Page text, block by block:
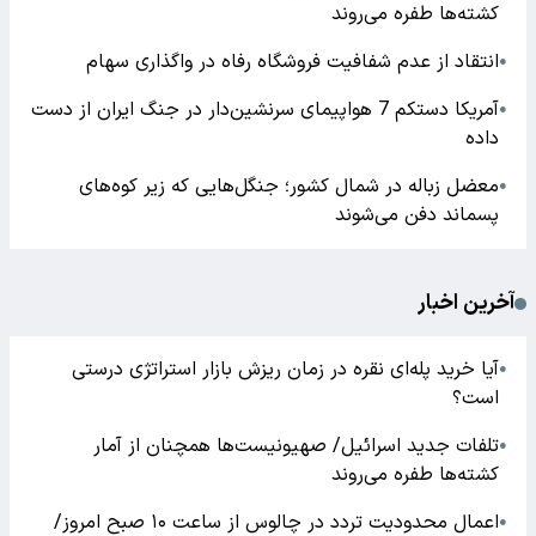
کشته‌ها طفره می‌روند
●انتقاد از عدم شفافیت فروشگاه رفاه در واگذاری سهام
●
آمریکا دستکم 7 هواپیمای سرنشین‌دار در جنگ ایران از دست
داده
●معضل زباله در شمال کشور؛ جنگل‌هایی که زیر کوه‌های
پسماند دفن می‌شوند
آخرین اخبار
●آیا خرید پله‌ای نقره در زمان ریزش بازار استراتژی درستی
است؟
●تلفات جدید اسرائیل/ صهیونیست‌ها همچنان از آمار
کشته‌ها طفره می‌روند
● اعمال محدودیت تردد در چالوس از ساعت ۱۰ صبح امروز/